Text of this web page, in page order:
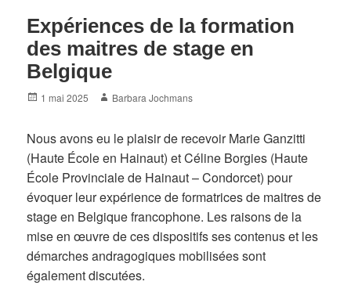
Expériences de la formation
des maitres de stage en
Belgique
Posted
1 mai 2025 Author
Barbara Jochmans
Nous avons eu le plaisir de recevoir Marie Ganzitti
(Haute École en Hainaut) et Céline Borgies (Haute
École Provinciale de Hainaut – Condorcet) pour
évoquer leur expérience de formatrices de maitres de
stage en Belgique francophone. Les raisons de la
mise en œuvre de ces dispositifs ses contenus et les
démarches andragogiques mobilisées sont
également discutées.